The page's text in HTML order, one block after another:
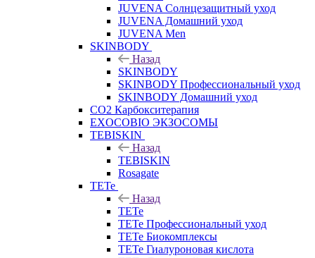
JUVENA Солнцезащитный уход
JUVENA Домашний уход
JUVENA Men
SKINBODY
Назад
SKINBODY
SKINBODY Профессиональный уход
SKINBODY Домашний уход
CO2 Карбокситерапия
EXOCOBIO ЭКЗОСОМЫ
TEBISKIN
Назад
TEBISKIN
Rosagate
TETe
Назад
TETe
TETe Профессиональный уход
TETe Биокомплексы
TETe Гиалуроновая кислота